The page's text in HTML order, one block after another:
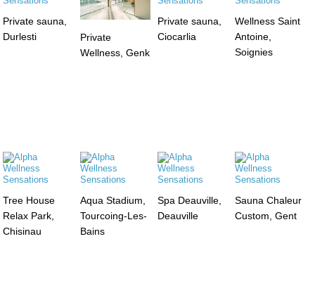
Private sauna,
Durlesti
Private
Wellness, Genk
Private sauna,
Ciocarlia
Wellness Saint
Antoine,
Soignies
Tree House
Relax Park,
Chisinau
Aqua Stadium,
Tourcoing-Les-
Bains
Spa Deauville,
Deauville
Sauna Chaleur
Custom, Gent